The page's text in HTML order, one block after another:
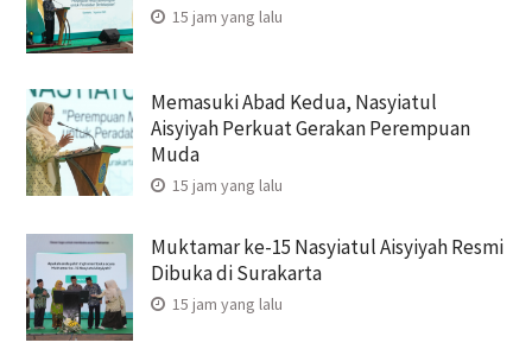
15 jam yang lalu
Memasuki Abad Kedua, Nasyiatul
Aisyiyah Perkuat Gerakan Perempuan
Muda
15 jam yang lalu
Muktamar ke-15 Nasyiatul Aisyiyah Resmi
Dibuka di Surakarta
15 jam yang lalu